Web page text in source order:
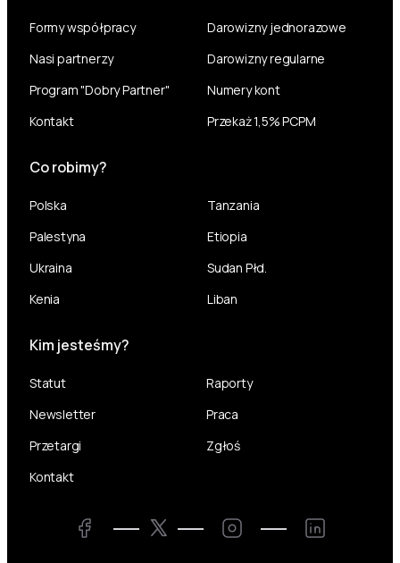
Formy współpracy
Nasi partnerzy
Program "Dobry Partner"
Kontakt
Darowizny jednorazowe
Darowizny regularne
Numery kont
Przekaż 1,5% PCPM
Co robimy?
Polska
Palestyna
Ukraina
Kenia
Tanzania
Etiopia
Sudan Płd.
Liban
Kim jesteśmy?
Statut
Raporty
Newsletter
Praca
Przetargi
Zgłoś
Kontakt
Facebook Twitter Instagram LinkedIn